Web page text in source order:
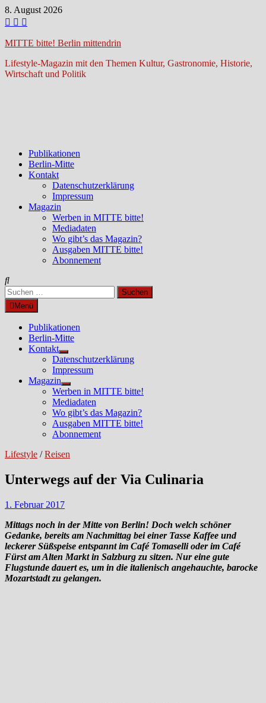
Zum
Inhalt
8. August 2026
MITTE bitte! Berlin mittendrin
Lifestyle-Magazin mit den Themen Kultur, Gastronomie, Historie,
Wirtschaft und Politik
Publikationen
Berlin-Mitte
Kontakt
Datenschutzerklärung
Impressum
Magazin
Werben in MITTE bitte!
Mediadaten
Wo gibt’s das Magazin?
Ausgaben MITTE bitte!
Abonnement
Suchen
nach:Menü
Publikationen
Berlin-Mitte
Kontakt
Untermenü
anzeigen
Datenschutzerklärung
Impressum
Magazin
Untermenü
anzeigen
Werben in MITTE bitte!
Mediadaten
Wo gibt’s das Magazin?
Ausgaben MITTE bitte!
Abonnement
Lifestyle /Reisen
Unterwegs auf der Via Culinaria
1. Februar 2017
Mittags noch in der Mitte von Berlin! Doch welch schöner
Gedanke, bereits am Nachmittag bei einer Tasse Kaffee und
leckerer Süßspeise entspannt im Café Tomaselli oder im Café
Fürst am Alten Markt in Salzburg zu sitzen. Nur eine gute
Flugstunde dauert es, um in die italienisch angehauchte, barocke
Mozartstadt zu gelangen.